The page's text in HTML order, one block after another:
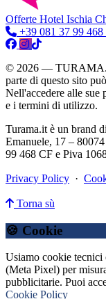
Offerte Hotel Ischia
+39 081 37 99 468
© 2026 —
parte di questo sito
Nell'accedere alle sue
e i termini di utilizzo.
Turama.it è un brand
Emanuele, 17 –
99 468 CF e Piva
Privacy Policy ·
Torna sù
🍪 Cookie
Usiamo cookie tecnici
(Meta Pixel) per
pubblicitarie. Puoi
Cookie Policy